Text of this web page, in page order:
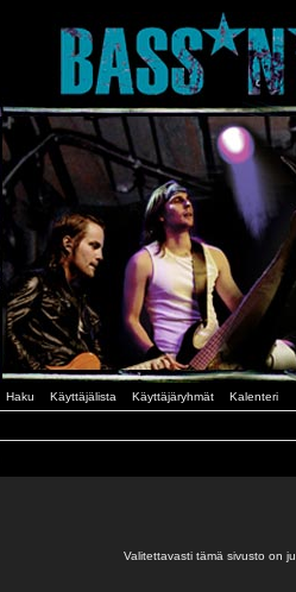
Haku Käyttäjälista Käyttäjäryhmät Kalenteri
Valitettavasti tämä sivusto on